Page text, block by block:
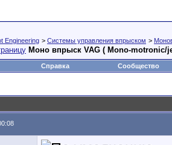
Engineering > Cистемы управления впрыском >
Моно впрыск VAG ( Mono-motronic/
Справка Сообщество